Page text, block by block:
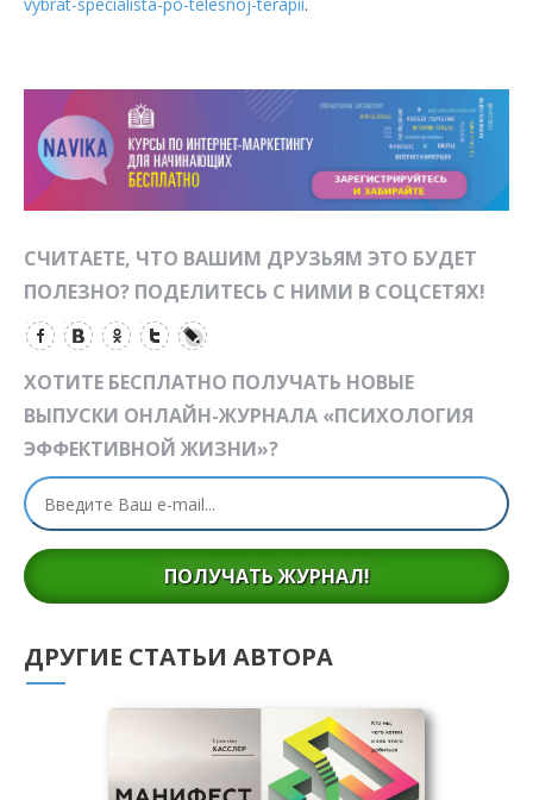
СЧИТАЕТЕ, ЧТО ВАШИМ ДРУЗЬЯМ ЭТО БУДЕТ
ПОЛЕЗНО? ПОДЕЛИТЕСЬ С НИМИ В СОЦСЕТЯХ!
ХОТИТЕ БЕСПЛАТНО ПОЛУЧАТЬ НОВЫЕ
ВЫПУСКИ ОНЛАЙН-ЖУРНАЛА «ПСИХОЛОГИЯ
ЭФФЕКТИВНОЙ ЖИЗНИ»?
ПОЛУЧАТЬ ЖУРНАЛ!
ДРУГИЕ СТАТЬИ АВТОРА